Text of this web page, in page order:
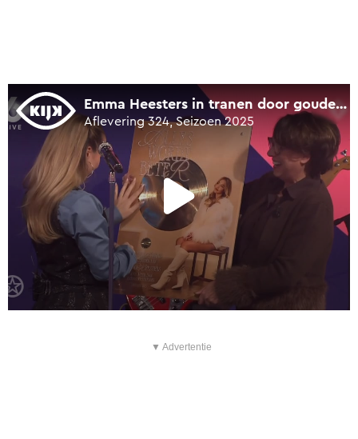
▼ Advertentie